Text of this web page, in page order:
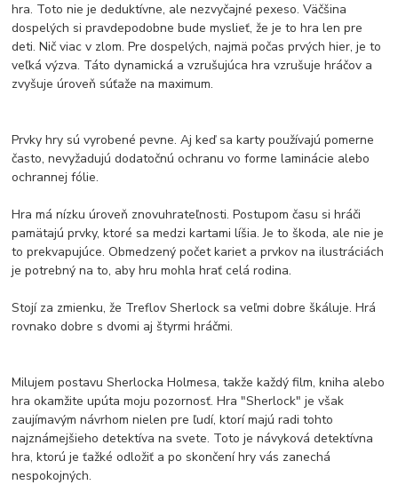
hra. Toto nie je deduktívne, ale nezvyčajné pexeso. Väčšina
dospelých si pravdepodobne bude myslieť, že je to hra len pre
deti. Nič viac v zlom. Pre dospelých, najmä počas prvých hier, je to
veľká výzva. Táto dynamická a vzrušujúca hra vzrušuje hráčov a
zvyšuje úroveň súťaže na maximum.
Prvky hry sú vyrobené pevne. Aj keď sa karty používajú pomerne
často, nevyžadujú dodatočnú ochranu vo forme laminácie alebo
ochrannej fólie.
Hra má nízku úroveň znovuhrateľnosti. Postupom času si hráči
pamätajú prvky, ktoré sa medzi kartami líšia. Je to škoda, ale nie je
to prekvapujúce. Obmedzený počet kariet a prvkov na ilustráciách
je potrebný na to, aby hru mohla hrať celá rodina.
Stojí za zmienku, že Treflov Sherlock sa veľmi dobre škáluje. Hrá
rovnako dobre s dvomi aj štyrmi hráčmi.
Milujem postavu Sherlocka Holmesa, takže každý film, kniha alebo
hra okamžite upúta moju pozornosť. Hra "Sherlock" je však
zaujímavým návrhom nielen pre ľudí, ktorí majú radi tohto
najznámejšieho detektíva na svete. Toto je návyková detektívna
hra, ktorú je ťažké odložiť a po skončení hry vás zanechá
nespokojných.